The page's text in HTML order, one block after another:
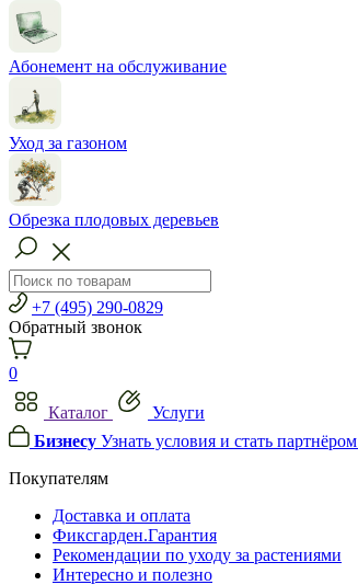
Абонемент на обслуживание
Уход за газоном
Обрезка плодовых деревьев
+7 (495) 290-0829
Обратный звонок
0
Каталог
Услуги
Бизнесу Узнать условия и стать партнёром
Покупателям
Доставка и оплата
Фиксгарден.Гарантия
Рекомендации по уходу за растениями
Интересно и полезно